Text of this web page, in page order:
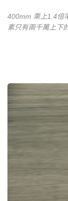
400mm 乘上1.4倍
素只有兩千萬上下